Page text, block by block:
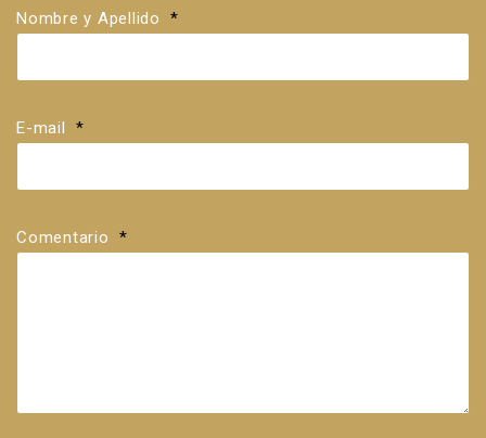
Nombre y Apellido *
E-mail *
Comentario *